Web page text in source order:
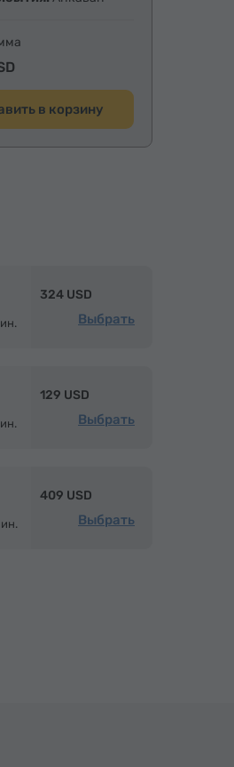
в корзину
324 USD
Выбрать
129 USD
Выбрать
409 USD
Выбрать